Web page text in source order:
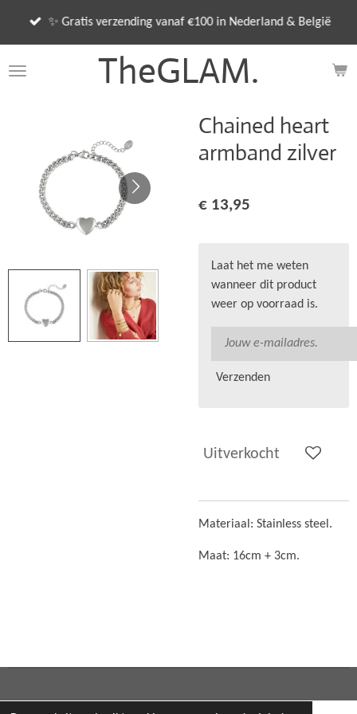
de
TheGLAM.
✨ Gratis verzending vanaf €100 in Nederland & België
Chained heart
armband zilver
€ 13,95
Laat het me weten
wanneer dit product
weer op voorraad is.
Verzenden
Uitverkocht
Materiaal: Stainless steel.
Maat: 16cm + 3cm.